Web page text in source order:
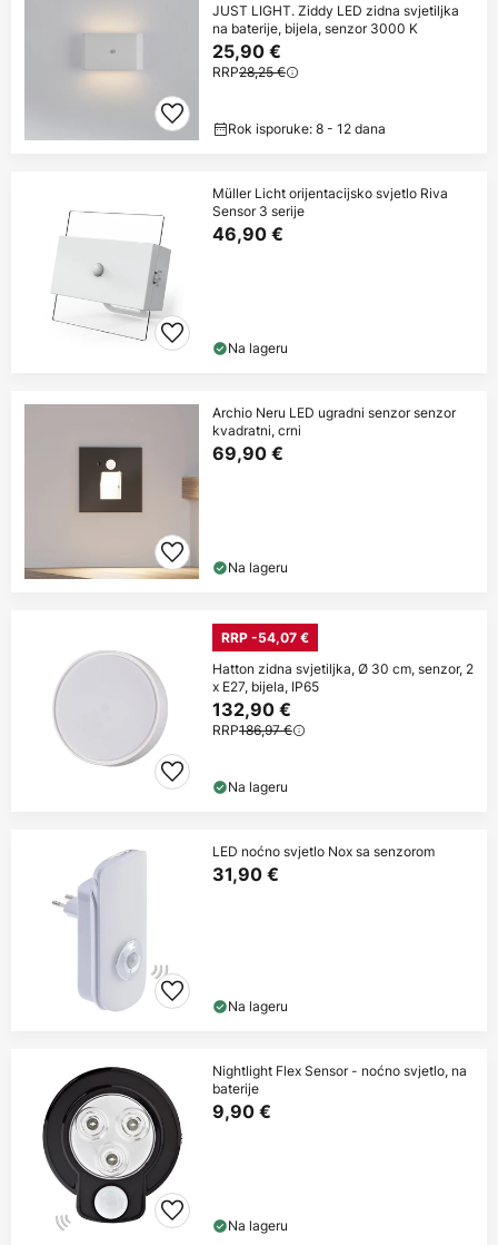
JUST LIGHT. Ziddy LED zidna svjetiljka
na baterije, bijela, senzor 3000 K
25,90 €
RRP28,25 €
Rok isporuke: 8 - 12 dana
Müller Licht orijentacijsko svjetlo Riva
Sensor 3 serije
46,90 €
Na lageru
Archio Neru LED ugradni senzor senzor
kvadratni, crni
69,90 €
Na lageru
RRP -54,07 €
Hatton zidna svjetiljka, Ø 30 cm, senzor, 2
x E27, bijela, IP65
132,90 €
RRP186,97 €
Na lageru
LED noćno svjetlo Nox sa senzorom
31,90 €
Na lageru
Nightlight Flex Sensor - noćno svjetlo, na
baterije
9,90 €
Na lageru